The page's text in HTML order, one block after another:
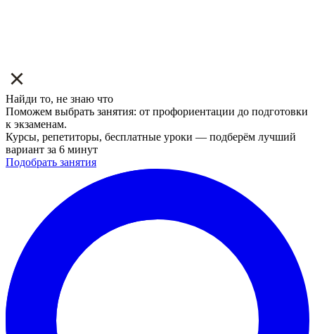
Найди то, не знаю что
Поможем выбрать занятия: от профориентации до подготовки
к экзаменам.
Курсы, репетиторы, бесплатные уроки — подберём лучший
вариант за 6 минут
Подобрать занятия